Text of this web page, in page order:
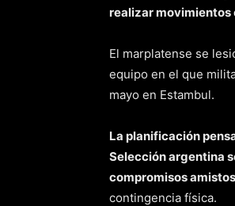
realizar movimientos
El marplatense se
equipo en el que
mayo en Estambul.
La planificación
Selección argentina
compromisos
contingencia física.